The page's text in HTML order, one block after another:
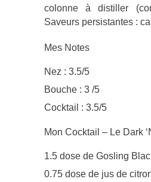
colonne à distiller
Saveurs persistantes :
Mes Notes
Nez : 3.5/5
Bouche : 3 /5
Cocktail : 3.5/5
Mon Cocktail – Le Dark
1.5 dose de Gosling
0.75 dose de jus de